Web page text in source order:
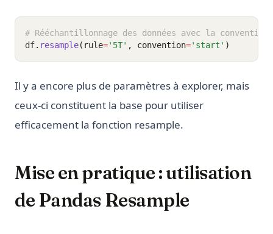
# Rééchantillonnage des données avec la
df. resample(rule='5T' , convention='start' )
Il y a encore plus de paramètres à explorer, mais
ceux-ci constituent la base pour utiliser
efficacement la fonction resample.
Mise en pratique : utilisation
de Pandas Resample